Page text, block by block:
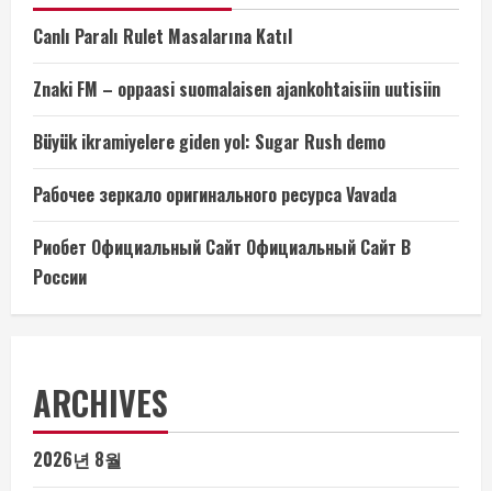
Canlı Paralı Rulet Masalarına Katıl
Znaki FM – oppaasi suomalaisen ajankohtaisiin uutisiin
Büyük ikramiyelere giden yol: Sugar Rush demo
Рабочее зеркало оригинального ресурса Vavada
Риобет Официальный Сайт Официальный Сайт В
России
ARCHIVES
2026년 8월